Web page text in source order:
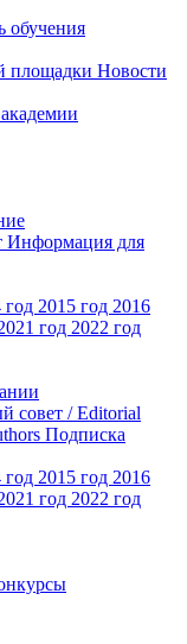
обучения
площадки Новости
Информация для
год 2015 год 2016
год 2022 год
совет / Editorial
Подписка
год 2015 год 2016
год 2022 год